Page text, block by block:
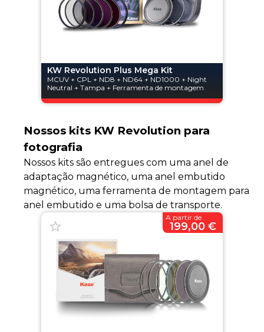
KW Revolution Plus Mega Kit
MCUV + CPL + ND8 + ND64 + ND1000 + Night
Neutral + Tampa + Ferramenta de montagem
Nossos kits KW Revolution para
fotografia
Nossos kits são entregues com uma anel de
adaptação magnético, uma anel embutido
magnético, uma ferramenta de montagem para
anel embutido e uma bolsa de transporte.
A partir de
199,00 €